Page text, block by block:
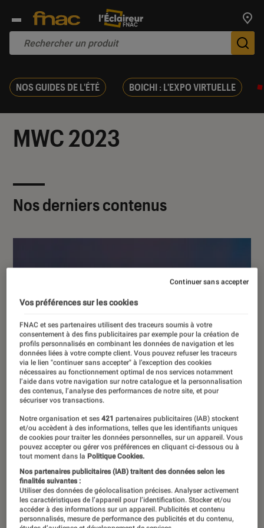
NOS GUIDES DE L'ÉTÉ BOICHI : L'EXPO VIRTUELLE
MWC 2023
Nos derniers contenus
ACTU
Smartphones Android • 07 mar. 2023
Vos préférences sur les cookies
FNAC et ses partenaires utilisent des traceurs soumis à votre
consentement à des fins publicitaires par exemple pour la création de
profils personnalisés en combinant les données de navigation et les
données liées à votre compte client. Vous pouvez refuser les traceurs
via le lien "continuer sans accepter" à l’exception des cookies
nécessaires au fonctionnement optimal de nos services notamment
l’aide dans votre navigation sur notre catalogue et la personnalisation
des contenus, l’analyse des performances de notre site, et pour
sécuriser vos transactions.
Notre organisation et ses421 partenaires publicitaires (IAB) stockent
et/ou accèdent à des informations, telles que les identifiants uniques
de cookies pour traiter les données personnelles, sur un appareil. Vous
pouvez accepter ou gérer vos préférences en cliquant ci-dessous ou à
tout moment dans la Politique Cookies.
Nos partenaires publicitaires (IAB) traitent des données selon les
finalités suivantes :
Utiliser des données de géolocalisation précises. Analyser activement
les caractéristiques de l’appareil pour l’identification. Stocker et/ou
accéder à des informations sur un appareil. Publicités et contenu
personnalisés, mesure de performance des publicités et du contenu,
Continuer sans accepter